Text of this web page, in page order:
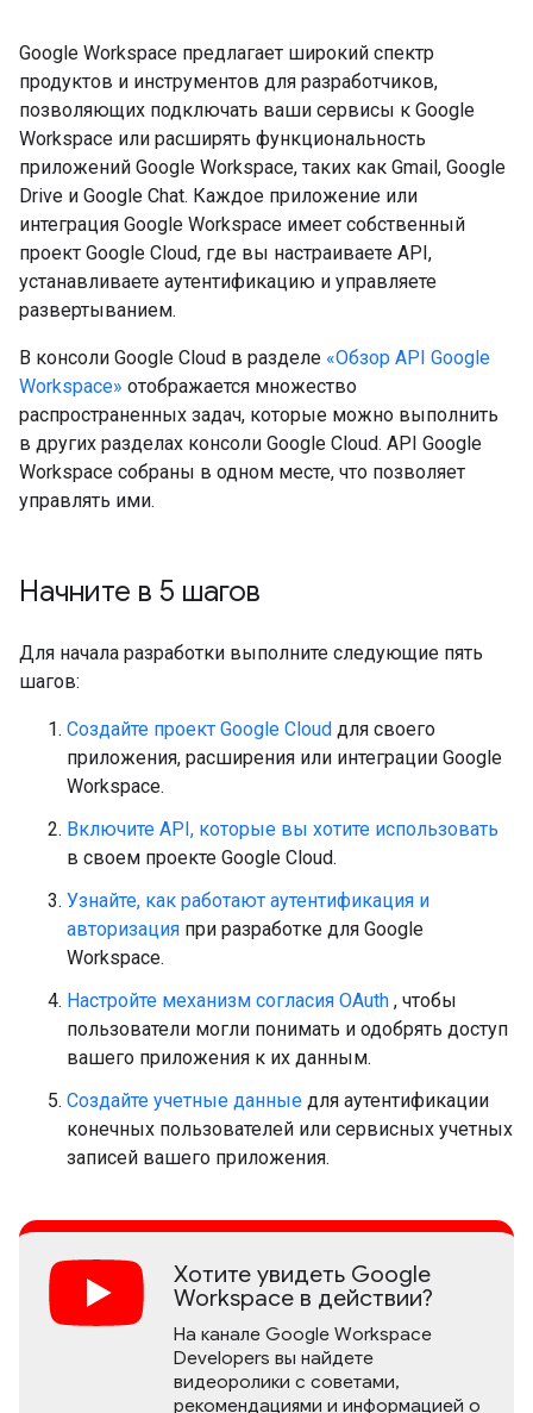
Google Workspace предлагает широкий спектр
продуктов и инструментов для разработчиков,
позволяющих подключать ваши сервисы к Google
Workspace или расширять функциональность
приложений Google Workspace, таких как Gmail, Google
Drive и Google Chat. Каждое приложение или
интеграция Google Workspace имеет собственный
проект Google Cloud, где вы настраиваете API,
устанавливаете аутентификацию и управляете
развертыванием.
В консоли Google Cloud в разделе «Обзор API Google
Workspace» отображается множество
распространенных задач, которые можно выполнить
в других разделах консоли Google Cloud. API Google
Workspace собраны в одном месте, что позволяет
управлять ими.
Начните в 5 шагов
Для начала разработки выполните следующие пять
шагов:
Создайте проект Google Cloud для своего
приложения, расширения или интеграции Google
Workspace.
Включите API, которые вы хотите использовать
в своем проекте Google Cloud.
Узнайте, как работают аутентификация и
авторизация при разработке для Google
Workspace.
Настройте механизм согласия OAuth , чтобы
пользователи могли понимать и одобрять доступ
вашего приложения к их данным.
Создайте учетные данные для аутентификации
конечных пользователей или сервисных учетных
записей вашего приложения.
Хотите увидеть Google
Workspace в действии?
На канале Google Workspace
Developers вы найдете
видеоролики с советами,
рекомендациями и информацией о